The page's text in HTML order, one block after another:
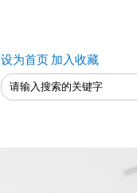
设为首页 加入收藏